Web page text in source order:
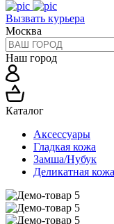
Вызвать курьера
Москва
Наш город
Каталог
Аксессуары
Гладкая кожа
Замша/Нубук
Деликатная кожа